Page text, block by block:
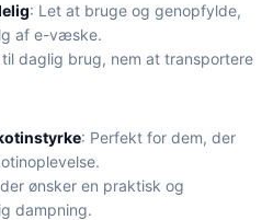
: Let at bruge og genopfylde,
af e-væske.
til daglig brug, nem at transportere
: Perfekt for dem, der
ønsker en praktisk og
dampning.